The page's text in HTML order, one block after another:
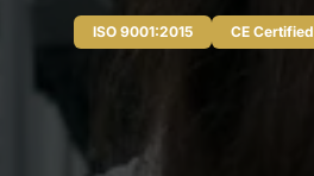
ISO 9001:2015 CE Certified